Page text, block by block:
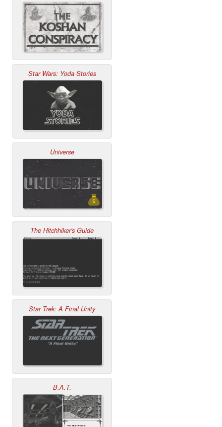
Star Wars: Yoda Stories
Universe
The Hitchhiker's Guide
Star Trek: A Final Unity
B.A.T.